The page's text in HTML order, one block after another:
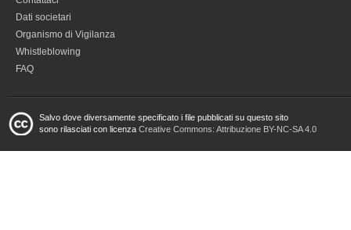
Dati societari
Organismo di Vigilanza
Whistleblowing
FAQ
Salvo dove diversamente specificato i file pubblicati su questo sito
sono rilasciati con licenza Creative Commons: Attribuzione BY-NC-SA 4.0